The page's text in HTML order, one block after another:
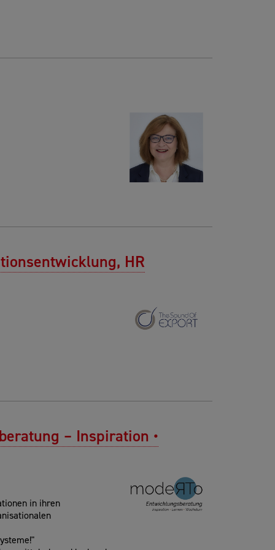
HR
– Inspiration •
in ihren